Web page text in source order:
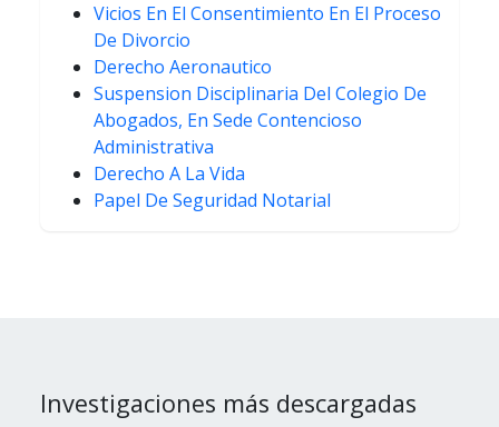
Vicios En El Consentimiento En El Proceso
De Divorcio
Derecho Aeronautico
Suspension Disciplinaria Del Colegio De
Abogados, En Sede Contencioso
Administrativa
Derecho A La Vida
Papel De Seguridad Notarial
Investigaciones más descargadas